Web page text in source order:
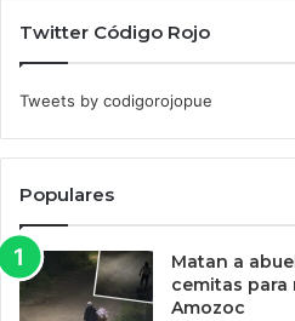
Twitter Código Rojo
Tweets by codigorojopue
Populares
Matan a
cemitas para
Amozoc